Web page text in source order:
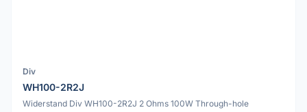
Div
WH100-2R2J
Widerstand Div WH100-2R2J 2 Ohms 100W Through-hole